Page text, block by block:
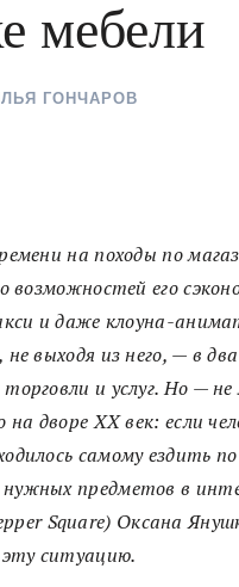
мебели
ГОНЧАРОВ
на походы по
возможностей его
и даже клоуна-
выходя из него, — в
и услуг. Но — не
дворе ХХ век: если
самому ездить
предметов в
Square) Оксана
ситуацию.